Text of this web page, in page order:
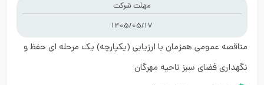
مهلت شرکت
1405/05/17
مناقصه عمومی همزمان با ارزیابی (یکپارچه) یک مرحله ای حفظ و
نگهداری فضای سبز ناحیه مهرگان